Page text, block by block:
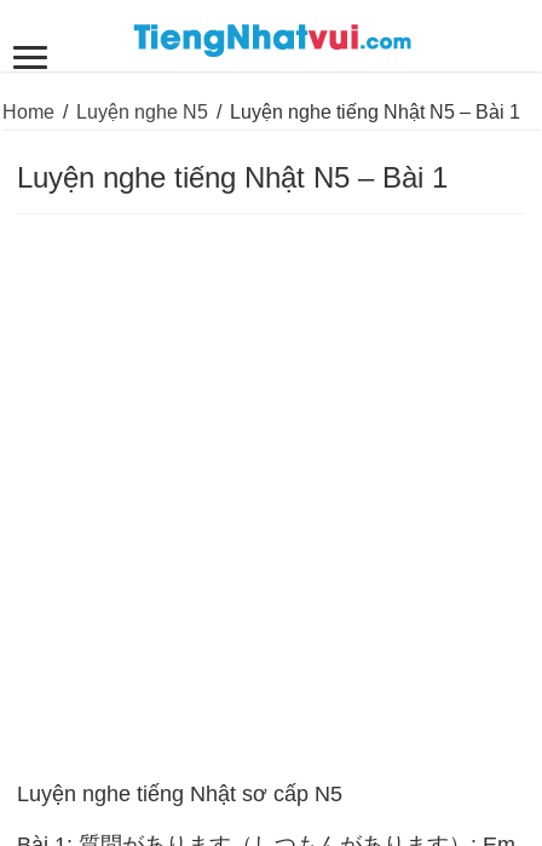
Home / Luyện nghe N5 / Luyện nghe tiếng Nhật N5 – Bài 1
Luyện nghe tiếng Nhật N5 – Bài 1
Luyện nghe tiếng Nhật sơ cấp N5